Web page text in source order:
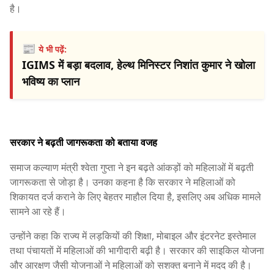
है।
📰ये भी पढ़ें:
IGIMS में बड़ा बदलाव, हेल्थ मिनिस्टर निशांत कुमार ने खोला
भविष्य का प्लान
सरकार ने बढ़ती जागरूकता को बताया वजह
समाज कल्याण मंत्री श्वेता गुप्ता ने इन बढ़ते आंकड़ों को महिलाओं में बढ़ती
जागरूकता से जोड़ा है। उनका कहना है कि सरकार ने महिलाओं को
शिकायत दर्ज कराने के लिए बेहतर माहौल दिया है, इसलिए अब अधिक मामले
सामने आ रहे हैं।
उन्होंने कहा कि राज्य में लड़कियों की शिक्षा, मोबाइल और इंटरनेट इस्तेमाल
तथा पंचायतों में महिलाओं की भागीदारी बढ़ी है। सरकार की साइकिल योजना
और आरक्षण जैसी योजनाओं ने महिलाओं को सशक्त बनाने में मदद की है।